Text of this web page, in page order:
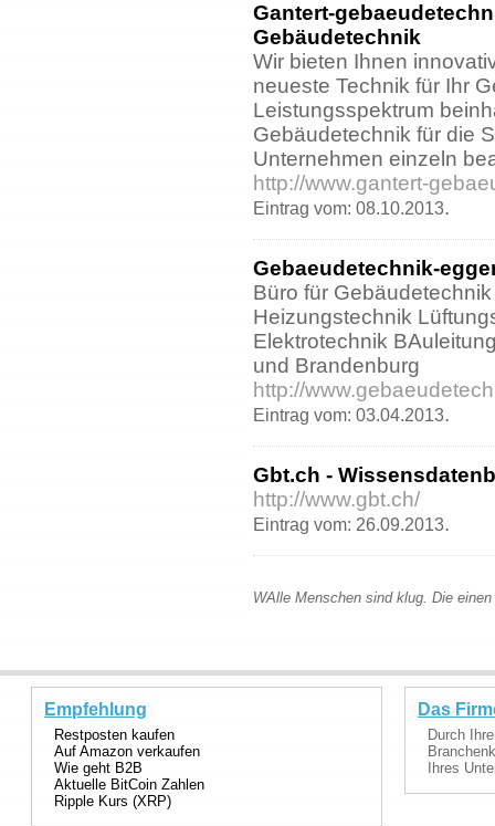
Gantert-
Gebäudetechnik
Wir bieten Ihnen
neueste Technik für Ihr
Leistungsspektrum
Gebäudetechnik für die
Unternehmen einzeln
http://www.gantert-
Eintrag vom: 08.10.2013.
Gebaeudetechnik-
Büro für
Heizungstechnik
Elektrotechnik
und Brandenburg
http://
Eintrag vom: 03.04.2013.
Gbt.ch -
http://www.gbt.ch/
Eintrag vom: 26.09.2013.
WAlle Menschen sind klug. Die
Empfehlung
Restposten kaufen
Auf Amazon verkaufen
Wie geht B2B
Aktuelle BitCoin Zahlen
Ripple Kurs (XRP)
Das
Durch
Ihres